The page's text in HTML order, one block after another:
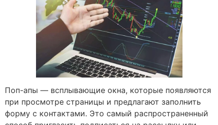
Поп-апы — всплывающие окна, которые появляются
при просмотре страницы и предлагают заполнить
форму с контактами. Это самый распространенный